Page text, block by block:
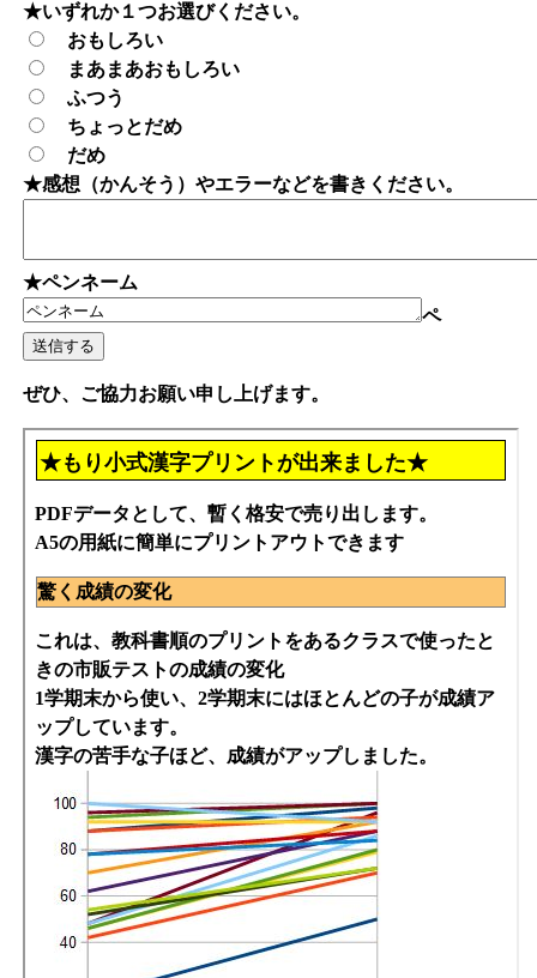
★いずれか１つお選びください。
おもしろい
まあまあおもしろい
ふつう
ちょっとだめ
だめ
★感想（かんそう）やエラーなどを書きください。
★ペンネーム
ペ
ぜひ、ご協力お願い申し上げます。